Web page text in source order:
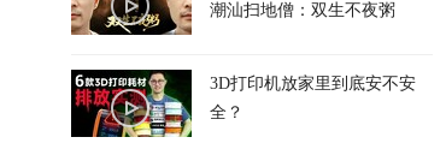
潮汕扫地僧：双生不夜粥
3D打印机放家里到底安不安
全？